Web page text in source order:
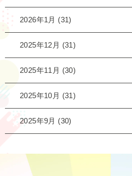
2026年1月 (31)
2025年12月 (31)
2025年11月 (30)
2025年10月 (31)
2025年9月 (30)